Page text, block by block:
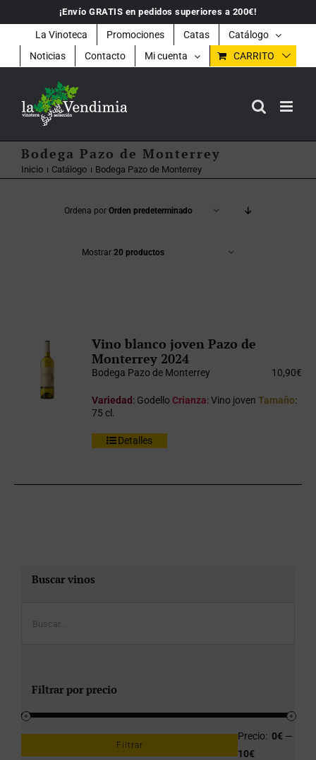
contenido
¡Envío GRATIS en pedidos superiores a 200€!
La Vinoteca Promociones Catas
Catálogo
Noticias
Contacto Mi cuenta CARRITO
Bodega Pazo de Monterrey
Inicio Catálogo Bodega Pazo de Monterrey
Ordena por Orden predeterminado
Mostrar 20 productos
Vino blanco joven Pazo de
Monterrey 2024
Bodega Pazo de Monterrey 10,90€
Variedad : GodelloCrianza: Vino jovenTamaño:
75 cl.
Detalles
Buscar vinos
Filtrar por precio
Filtrar
Precio: 0€ —
10€